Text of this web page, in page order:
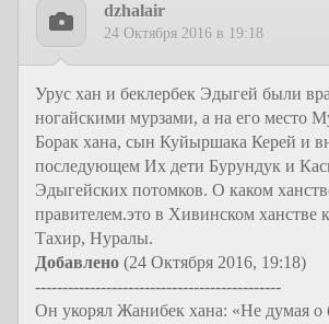
dzhalair
24 Октября 2016 в 19:18
Урус хан и беклербек Эдыгей были
ногайскими мурзами, а на его место
Борак хана, сын Куйыршака Керей и
последующем Их дети Бурундук и
Эдыгейских потомков. О каком
правителем.это в Хивинском ханстве
Тахир, Нуралы.
Добавлено (24 Октября 2016, 19:18)
---------------------------------------------
Он укорял Жанибек хана: «Не думая о